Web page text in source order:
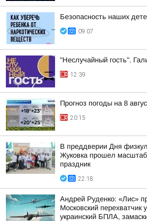
Безопасность наших
09:07
"Неслучайный гость".
12:39
Прогноз погоды на 8
20:15
В преддверии Дня
Жуковка прошел
праздник
22:18
Андрей Руденко: «Лис»
Московский перехватчик
украинский БПЛА,